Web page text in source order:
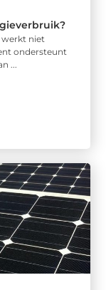
werkt niet
ondersteunt
...